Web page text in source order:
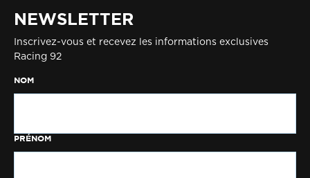
NEWSLETTER
Inscrivez-vous et recevez les informations exclusives
Racing 92
NOM
PRÉNOM